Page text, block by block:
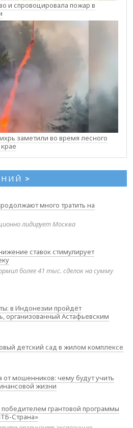
и спровоцировала пожар в
заметили во время лесного
>
много тратить на
лидирует Москва
ставок стимулирует
более 41 тыс. сделок на сумму
в Индонезии пройдёт
организованный Астафьевским
детский сад в жилом комплексе
мошенников: чему будут учить
жизни
грантовой программы
Страна»